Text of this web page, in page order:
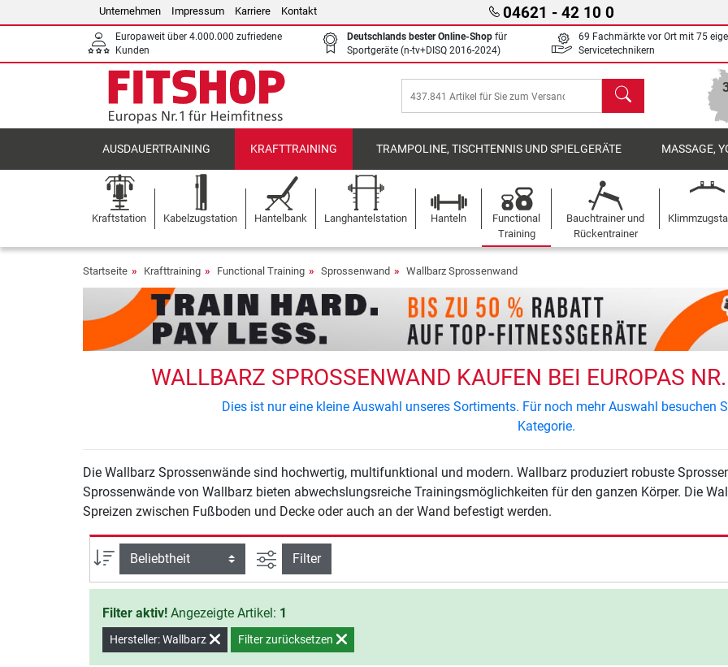
Unternehmen Impressum Karriere Kontakt 04621 - 42 10 0
Europaweit über 4.000.000 zufriedene
Kunden
Deutschlands bester Online-Shop für
Sportgeräte (n-tv+DISQ 2016-2024)
69 Fachmärkte vor Ort mit 75
Servicetechnikern
Suchen
AUSDAUERTRAINING KRAFTTRAINING TRAMPOLINE, TISCHTENNIS UND SPIELGERÄTE MASSAGE,
Kraftstation Kabelzugstation Hantelbank Langhantelstation Hanteln
Functional
Training
Bauchtrainer und
Rückentrainer
Startseite Krafttraining Functional Training Sprossenwand Wallbarz Sprossenwand
WALLBARZ SPROSSENWAND KAUFEN BEI EUROPAS
Dies ist nur eine kleine Auswahl unseres Sortiments. Für noch mehr Auswahl besuchen
Kategorie.
Die Wallbarz Sprossenwände sind hochwertig, multifunktional und modern. Wallbarz produziert robuste
Sprossenwände von Wallbarz bieten abwechslungsreiche Trainingsmöglichkeiten für den ganzen Körper. Die
Spreizen zwischen Fußboden und Decke oder auch an der Wand befestigt werden.
Sortierung Ansicht filtern
Filter
Filter aktiv! Angezeigte Artikel: 1
Hersteller: Wallbarz Filter zurücksetzen